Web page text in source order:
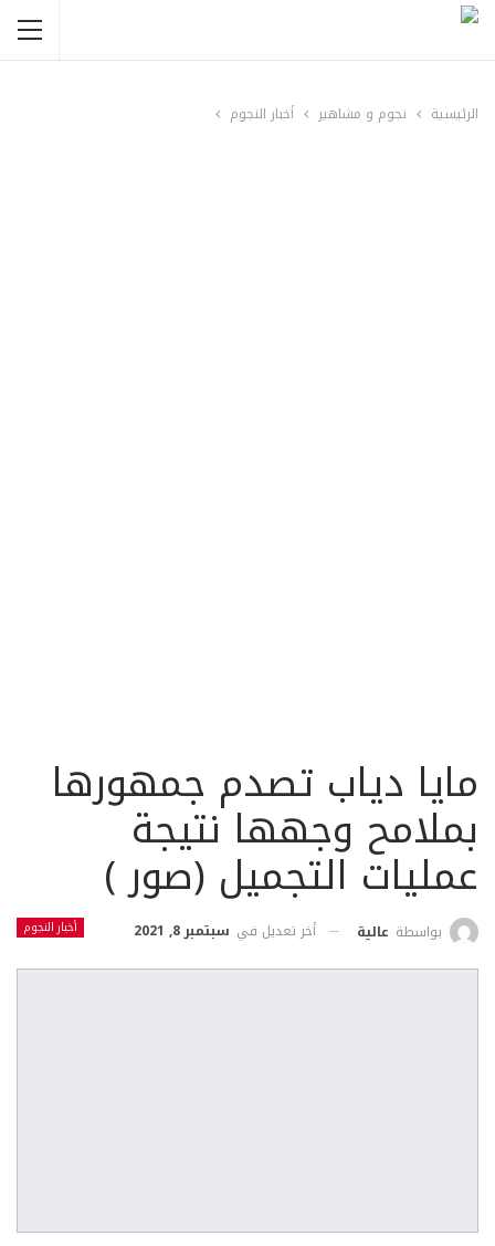
الرئيسية نجوم و مشاهير أخبار النجوم
مايا دياب تصدم جمهورها
بملامح وجهها نتيجة
عمليات التجميل (صور )
أخبار النجوم بواسطة عالية أخر تعديل في سبتمبر 8, 2021